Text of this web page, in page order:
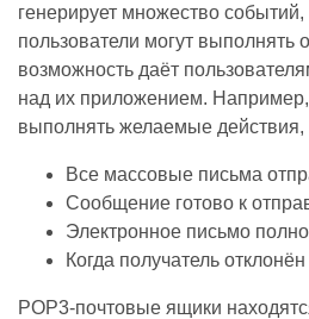
генерирует множество
пользователи могут выполнять
возможность даёт
над их приложением. Например,
выполнять желаемые действия,
Все массовые письма
Сообщение готово к
Электронное письмо
Когда получатель
POP3‑почтовые ящики